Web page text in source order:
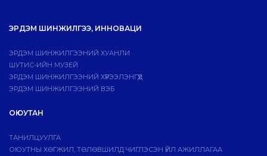
ЭРДЭМ ШИНЖИЛГЭЭ, ИННОВАЦИ
ЭРДЭМ ШИНЖИЛГЭЭНИЙ ХУАНЛИ
ШУТИС-ИЙН МУЗЕЙ
ЭРДЭМ ШИНЖИЛГЭЭНИЙ ХҮРЭЭЛЭНГҮҮД
ЭРДЭМ ШИНЖИЛГЭЭНИЙ ВЭБ
ОЮУТАН
ТАНИЛЦУУЛГА
ОЮУТНЫ ХӨГЖИЛ, ТӨЛӨВШИЛД ЧИГЛЭСЭН ҮЙЛ АЖИЛЛАГАА